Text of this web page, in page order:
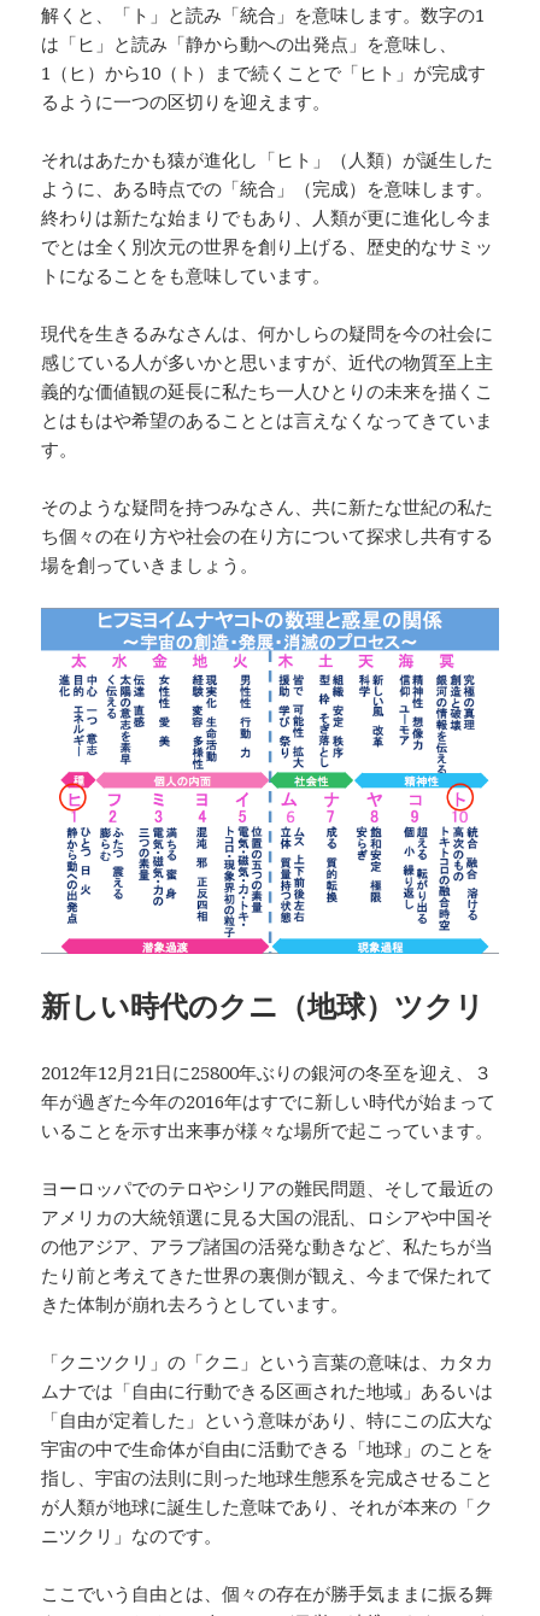
解くと、「ト」と読み「統合」を意味します。数字の1
は「ヒ」と読み「静から動への出発点」を意味し、
1（ヒ）から10（ト）まで続くことで「ヒト」が完成す
るように一つの区切りを迎えます。
それはあたかも猿が進化し「ヒト」（人類）が誕生した
ように、ある時点での「統合」（完成）を意味します。
終わりは新たな始まりでもあり、人類が更に進化し今ま
でとは全く別次元の世界を創り上げる、歴史的なサミッ
トになることをも意味しています。
現代を生きるみなさんは、何かしらの疑問を今の社会に
感じている人が多いかと思いますが、近代の物質至上主
義的な価値観の延長に私たち一人ひとりの未来を描くこ
とはもはや希望のあることとは言えなくなってきていま
す。
そのような疑問を持つみなさん、共に新たな世紀の私た
ち個々の在り方や社会の在り方について探求し共有する
場を創っていきましょう。
新しい時代のクニ（地球）ツクリ
2012年12月21日に25800年ぶりの銀河の冬至を迎え、３
年が過ぎた今年の2016年はすでに新しい時代が始まって
いることを示す出来事が様々な場所で起こっています。
ヨーロッパでのテロやシリアの難民問題、そして最近の
アメリカの大統領選に見る大国の混乱、ロシアや中国そ
の他アジア、アラブ諸国の活発な動きなど、私たちが当
たり前と考えてきた世界の裏側が観え、今まで保たれて
きた体制が崩れ去ろうとしています。
「クニツクリ」の「クニ」という言葉の意味は、カタカ
ムナでは「自由に行動できる区画された地域」あるいは
「自由が定着した」という意味があり、特にこの広大な
宇宙の中で生命体が自由に活動できる「地球」のことを
指し、宇宙の法則に則った地球生態系を完成させること
が人類が地球に誕生した意味であり、それが本来の「ク
ニツクリ」なのです。
ここでいう自由とは、個々の存在が勝手気ままに振る舞